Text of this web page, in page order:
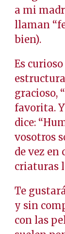
a mi
llaman
bien).
Es
gracioso,
favorita.
dice:
vosotros
de vez en
criaturas
Te
y sin
con las